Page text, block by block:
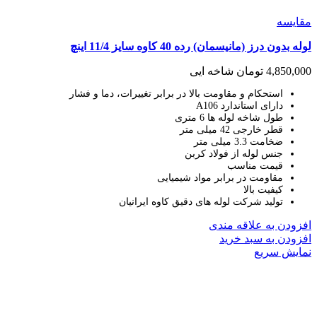
مقايسه
لوله بدون درز (مانیسمان) رده 40 کاوه سایز 11/4 اینچ
4,850,000 تومان شاخه ایی
استحکام و مقاومت بالا در برابر تغییرات، دما و فشار
دارای استاندارد A106
طول شاخه لوله ها 6 متری
قطر خارجی 42 میلی متر
ضخامت 3.3 میلی متر
جنس لوله از فولاد کربن
قیمت مناسب
مقاومت در برابر مواد شیمیایی
کیفیت بالا
تولید شرکت لوله های دقیق کاوه ایرانیان
افزودن به علاقه مندی
افزودن به سبد خرید
نمایش سریع